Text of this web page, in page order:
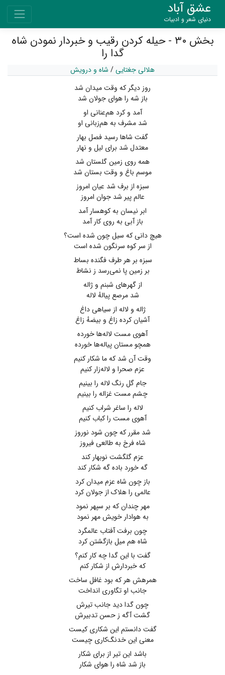
عشق آباد
دنیای شعر و ادبیات
بخش ۳۰ - حیله کردن رقیب و خبردار نمودن شاه
گدا را
هلالی جغتایی/ شاه و درویش
روز دیگر که وقت میدان شد
باز شه را هوای جولان شد
آمد و کرد هم‌عنانی او
شد مشرف به هم‌زبانی او
گفت شاها رسید فصل بهار
معتدل شد برای لیل و نهار
همه روی زمین گلستان شد
موسم باغ و وقت بستان شد
سبزه از برف شد عیان امروز
عالم پیر شد جوان امروز
ابر نیسان به کوهسار آمد
باز آبی به روی کار آمد
هیچ دانی که سیل چون شده است؟
از سر کوه سرنگون شده است
سبزه بر هر طرف فگنده بساط
بر زمین پا نمی‌رسد ز نشاط
از گهرهای شبنم و ژاله
شد مرصع پیالهٔ لاله
ژاله و لاله از سیاهی داغ
آشیان کرده زاغ و بیضهٔ زاغ
آهوی مست لاله‌ها خورده
همچو مستان پیاله‌ها خورده
وقت آن شد که ما شکار کنیم
عزم صحرا و لاله‌زار کنیم
جام گل رنگ لاله را بینیم
چشم مست غزاله را بینیم
لاله را ساغر شراب کنیم
آهوی مست را کباب کنیم
شد مقرر که چون شود نوروز
شاه فرخ به طالعی فیروز
عزم گلگشت نوبهار کند
گه خورد باده گه شکار کند
باز چون شاه عزم میدان کرد
عالمی را هلاک از جولان کرد
مهر چندان که بر سپهر نمود
به هوادار خویش مهر نمود
چون برفت آفتاب عالمگرد
شاه هم میل بازگشتن کرد
گفت با این گدا چه کار کنم؟
که خبردارش از شکار کنم
همرهش هر که بود غافل ساخت
جانب او تگاوری انداخت
چون گدا دید جانب تیرش
گشت آگه ز حسن تدبیرش
گفت دانستم این شکاری کیست
معنی این خدنگ‌کاری چیست
باشد این تیر از برای شکار
باز شد شاه را هوای شکار